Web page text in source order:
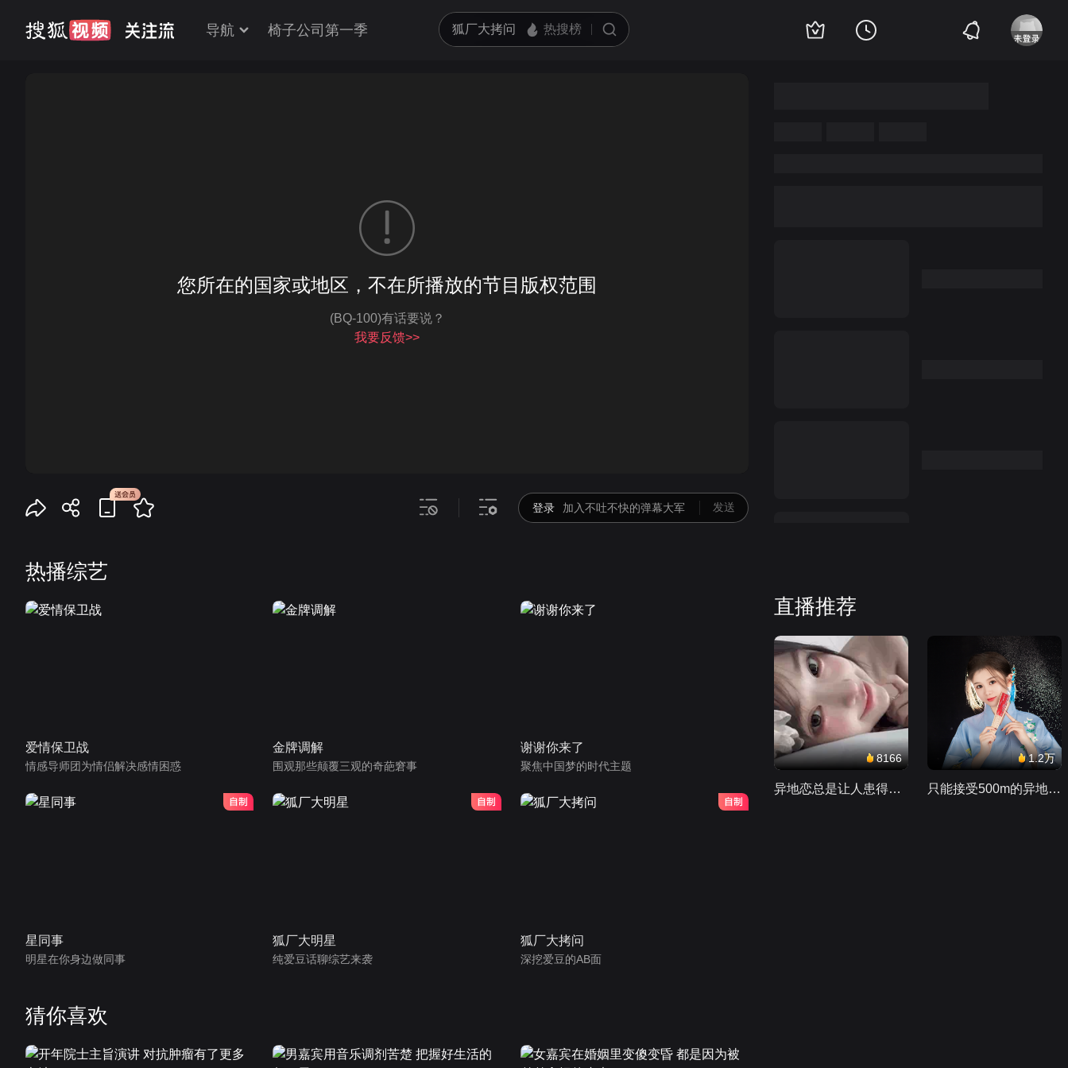
导航 椅子公司第一季
您所在的国家或地区，不在所播放的节目版权范围
(BQ-100)有话要说？
我要反馈>>
亮度
登录 加入不吐不快的弹幕大军 发送
热播综艺
爱情保卫战
情感导师团为情侣解决感情困惑
金牌调解
围观那些颠覆三观的奇葩窘事
谢谢你来了
聚焦中国梦的时代主题
星同事
明星在你身边做同事
狐厂大明星
纯爱豆话聊综艺来袭
狐厂大拷问
深挖爱豆的AB面
猜你喜欢
直播推荐
8166
异地恋总是让人患得患失。。。
1.2万
只能接受500m的异地恋，电动车没电了......